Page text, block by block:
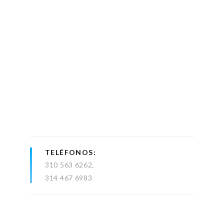
TELÉFONOS
310 563 6262
314 467 6983